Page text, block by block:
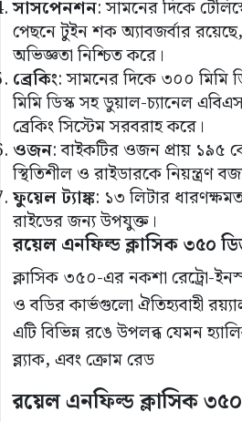
সাসপেনশন: সামনের দিকে
পেছনে টুইন শক অ্যাবজর্বার
অভিজ্ঞতা নিশ্চিত করে।
ব্রেকিং: সামনের দিকে ৩০০ মিমি
মিমি ডিস্ক সহ ডুয়াল-চ্যানেল
ব্রেকিং সিস্টেম সরবরাহ করে।
ওজন: বাইকটির ওজন প্রায় ১৯৫
স্থিতিশীল ও রাইডারকে নিয়ন্ত্রণ
ফুয়েলট্যাঙ্ক: ১৩ লিটার
রাইডের জন্য উপযুক্ত।
রয়েল এনফিল্ড ক্লাসিক ৩৫০
ক্লাসিক ৩৫০-এর নকশা রেট্রো-
ও বডির কার্ভগুলো ঐতিহ্যবাহী
এটি বিভিন্ন রঙে উপলব্ধ যেমন
ব্ল্যাক, এবং ক্রোম রেড​
রয়েল এনফিল্ড ক্লাসিক